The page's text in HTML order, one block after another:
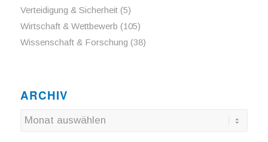
Verteidigung & Sicherheit(5)
Wirtschaft & Wettbewerb (105)
Wissenschaft & Forschung (38)
ARCHIV